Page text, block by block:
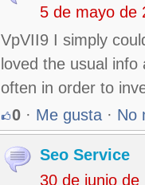
5 de mayo de
VpVII9 I simply
loved the usual
often in order to
0 · Me gusta · No
Seo Service
30 de junio